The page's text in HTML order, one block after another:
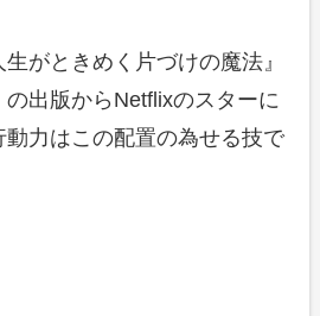
がときめく片づけの魔法』
の出版からNetflixのスターに
力はこの配置の為せる技で